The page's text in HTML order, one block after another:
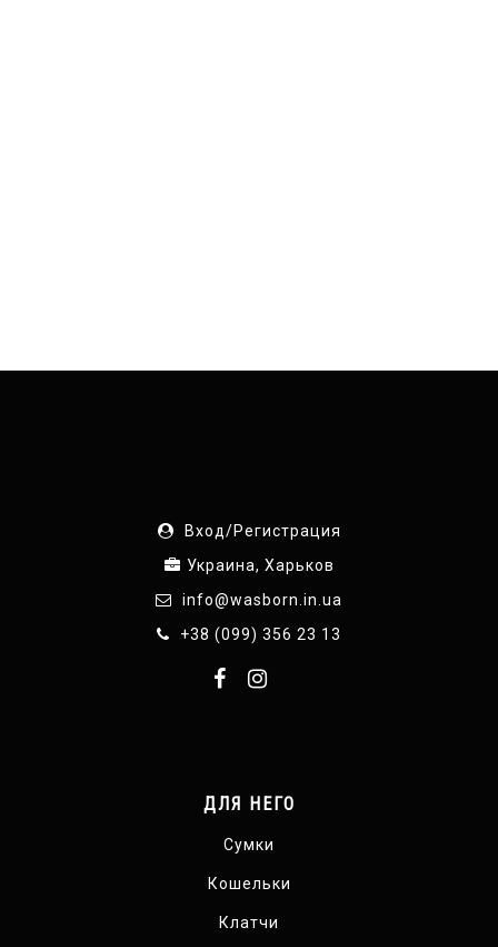
Вход/Регистрация
Украина, Харьков
info@wasborn.in.ua
+38 (099) 356 23 13
ДЛЯ НЕГО
Сумки
Кошельки
Клатчи